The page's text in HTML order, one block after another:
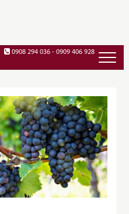
0908 294 036 - 0909 406 928